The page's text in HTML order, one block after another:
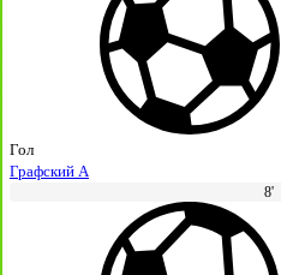
Гол
Графский А
8'